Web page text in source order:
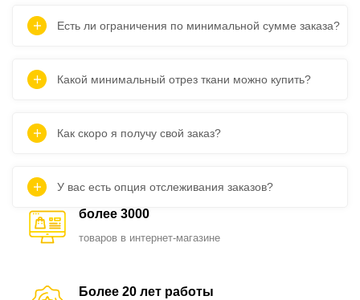
Есть ли ограничения по минимальной сумме заказа?
Какой минимальный отрез ткани можно купить?
Как скоро я получу свой заказ?
У вас есть опция отслеживания заказов?
более 3000
товаров в интернет-магазине
Более 20 лет работы